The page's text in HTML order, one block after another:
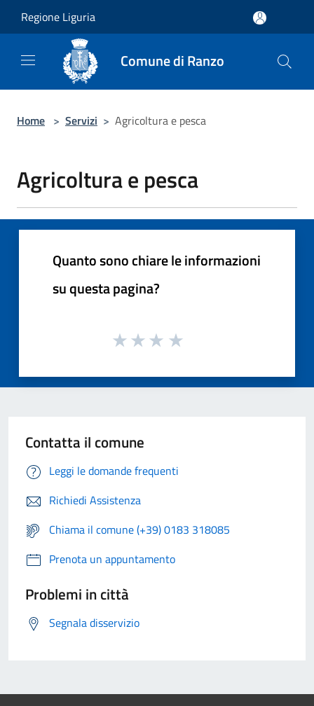
Regione Liguria
Comune di Ranzo
Home > Servizi > Agricoltura e pesca
Agricoltura e pesca
Quanto sono chiare le informazioni
su questa pagina?
Contatta il comune
Leggi le domande frequenti
Richiedi Assistenza
Chiama il comune (+39) 0183 318085
Prenota un appuntamento
Problemi in città
Segnala disservizio